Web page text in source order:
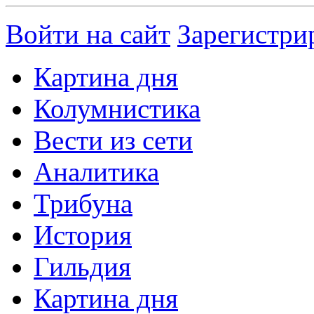
Войти на сайт
Картина дня
Колумнистика
Вести из сети
Аналитика
Трибуна
История
Гильдия
Картина дня